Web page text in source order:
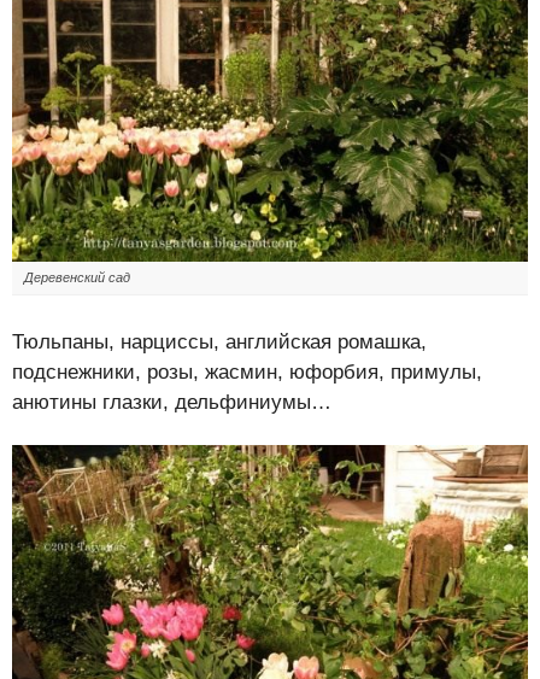
Деревенский сад
Тюльпаны, нарциссы, английская ромашка,
подснежники, розы, жасмин, юфорбия, примулы,
анютины глазки, дельфиниумы…